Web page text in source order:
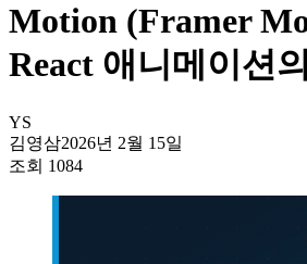
Motion (Framer
React 애니메이션
YS
김영삼2026년 2월 15일
조회 1084